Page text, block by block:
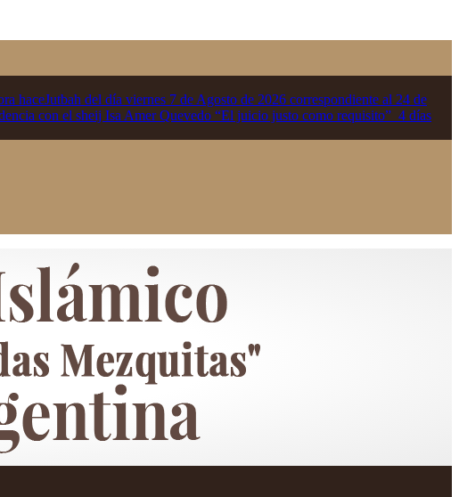
haceJutbah del día viernes 7 de Agosto de 2026 correspondiente al 24 de
con el sheij Isa Amer Quevedo “El juicio justo como requisito” 4 días